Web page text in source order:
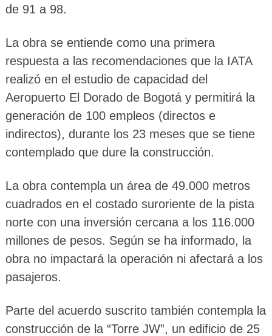
de 91 a 98.
La obra se entiende como una primera
respuesta a las recomendaciones que la IATA
realizó en el estudio de capacidad del
Aeropuerto El Dorado de Bogotá y permitirá la
generación de 100 empleos (directos e
indirectos), durante los 23 meses que se tiene
contemplado que dure la construcción.
La obra contempla un área de 49.000 metros
cuadrados en el costado suroriente de la pista
norte con una inversión cercana a los 116.000
millones de pesos. Según se ha informado, la
obra no impactará la operación ni afectará a los
pasajeros.
Parte del acuerdo suscrito también contempla la
construcción de la “Torre JW”, un edificio de 25